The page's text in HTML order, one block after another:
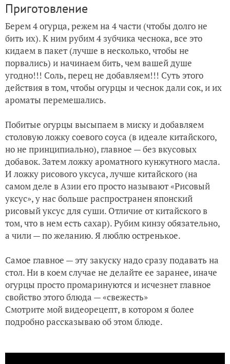
Приготовление
Берем 4 огурца, режем на 4 части (чтобы долго не
бить их). К ним рубим 4 зубчика чеснока, все это
кидаем в пакет (лучше в несколько, чтобы не
порвались) и начинаем бить, чем вашей душе
угодно!!! Соль, перец не добавляем!!! Суть этого
действия в том, чтобы огурцы и чеснок дали сок, и их
ароматы перемешались.
Побитые огурцы высыпаем в миску и добавляем
столовую ложку соевого соуса (в идеале китайского,
но не принципиально), главное — без вкусовых
добавок. Затем ложку ароматного кунжутного масла.
И ложку рисового уксуса, лучше китайского (на
самом деле в Азии его просто называют «Рисовый
уксус», у нас больше распространен японский
рисовый уксус для суши. Отличие от китайского в
том, что в нем есть сахар). Рубим кинзу обязательно,
а чили — по желанию. Я люблю остренькое.
Самое главное — эту закуску надо сразу подавать на
стол. Ни в коем случае не делайте ее заранее, иначе
огурцы просто промаринуются и исчезнет главное
свойство этого блюда — «свежесть»
Смотрите мой видеорецепт, в котором я более
подробно рассказываю об этом блюде.